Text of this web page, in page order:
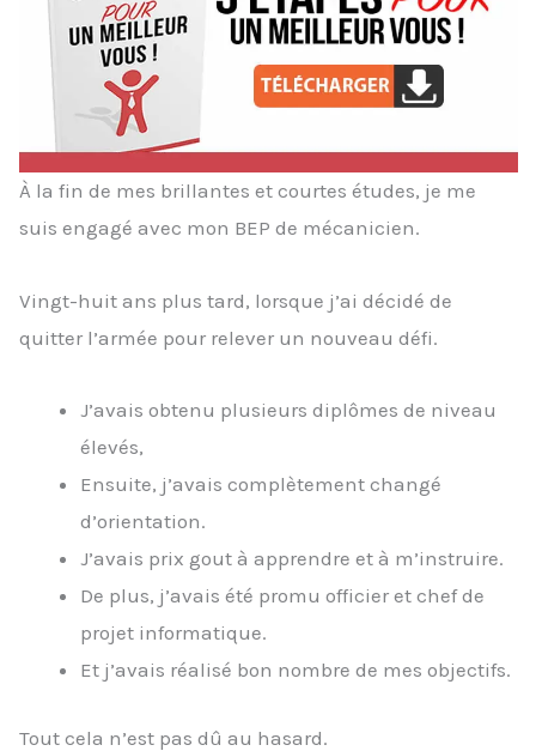
À la fin de mes brillantes et courtes études, je me
suis engagé avec mon BEP de mécanicien.
Vingt-huit ans plus tard, lorsque j’ai décidé de
quitter l’armée pour relever un nouveau défi.
J’avais obtenu plusieurs diplômes de niveau
élevés,
Ensuite, j’avais complètement changé
d’orientation.
J’avais prix gout à apprendre et à m’instruire.
De plus, j’avais été promu officier et chef de
projet informatique.
Et j’avais réalisé bon nombre de mes objectifs.
Tout cela n’est pas dû au hasard.